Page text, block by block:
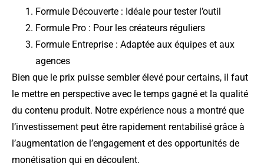
Formule Découverte : Idéale pour tester l’outil
Formule Pro : Pour les créateurs réguliers
Formule Entreprise : Adaptée aux équipes et aux
agences
Bien que le prix puisse sembler élevé pour certains, il faut
le mettre en perspective avec le temps gagné et la qualité
du contenu produit. Notre expérience nous a montré que
l’investissement peut être rapidement rentabilisé grâce à
l’augmentation de l’engagement et des opportunités de
monétisation qui en découlent.